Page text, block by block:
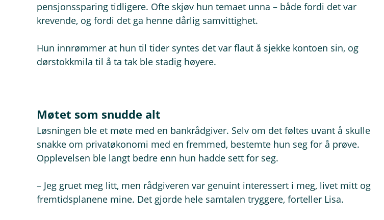
pensjonssparing tidligere. Ofte skjøv hun temaet unna – både fordi det var
krevende, og fordi det ga henne dårlig samvittighet.
Hun innrømmer at hun til tider syntes det var flaut å sjekke kontoen sin, og
dørstokkmila til å ta tak ble stadig høyere.
Møtet som snudde alt
Løsningen ble et møte med en bankrådgiver. Selv om det føltes uvant å skulle
snakke om privatøkonomi med en fremmed, bestemte hun seg for å prøve.
Opplevelsen ble langt bedre enn hun hadde sett for seg.
– Jeg gruet meg litt, men rådgiveren var genuint interessert i meg, livet mitt og
fremtidsplanene mine. Det gjorde hele samtalen tryggere, forteller Lisa.